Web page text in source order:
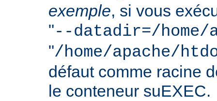
exemple, si vous
"--datadir=/home/
"/home/apache/
défaut comme racine
le conteneur suEXEC.